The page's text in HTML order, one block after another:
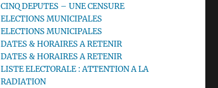
CINQ DEPUTES – UNE CENSURE
ELECTIONS MUNICIPALES
ELECTIONS MUNICIPALES
DATES & HORAIRES A RETENIR
DATES & HORAIRES A RETENIR
LISTE ELECTORALE : ATTENTION A LA
RADIATION